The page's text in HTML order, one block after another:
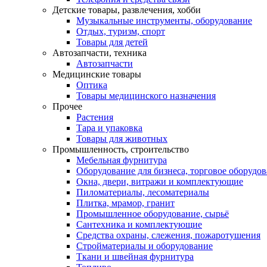
Детские товары, развлечения, хобби
Музыкальные инструменты, оборудование
Отдых, туризм, спорт
Товары для детей
Автозапчасти, техника
Автозапчасти
Медицинские товары
Оптика
Товары медицинского назначения
Прочее
Растения
Тара и упаковка
Товары для животных
Промышленность, строительство
Мебельная фурнитура
Оборудование для бизнеса, торговое
Окна, двери, витражи и комплектующие
Пиломатериалы, лесоматериалы
Плитка, мрамор, гранит
Промышленное оборудование, сырьё
Сантехника и комплектующие
Средства охраны, слежения, пожаротушения
Стройматериалы и оборудование
Ткани и швейная фурнитура